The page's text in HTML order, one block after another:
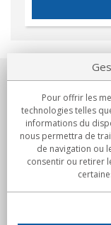
Notre société
Engagements
Achats
Pour offrir les
technologies telles
informations du
nous permettra de
de navigation ou
consentir ou retirer